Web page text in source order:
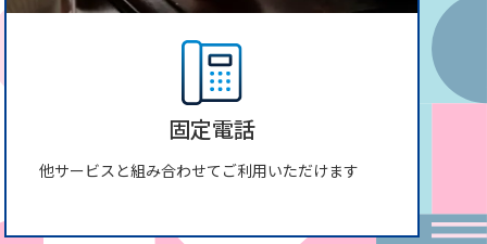
固定電話
他サービスと組み合わせてご利用いただけます